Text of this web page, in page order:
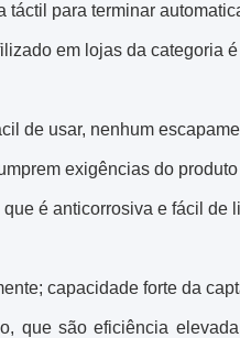
táctil para terminar
em lojas da categoria
de usar, nenhum
exigências do produto
é anticorrosiva e fácil de
capacidade forte da
que são eficiência